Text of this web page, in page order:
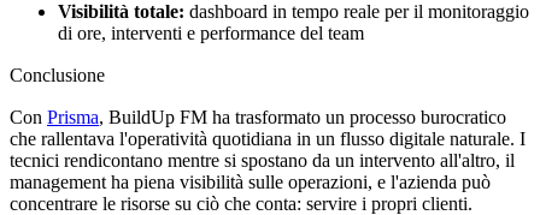
Visibilità totale: dashboard in tempo reale per il monitoraggio
di ore, interventi e performance del team
Conclusione
Con Prisma, BuildUp FM ha trasformato un processo burocratico
che rallentava l'operatività quotidiana in un flusso digitale naturale. I
tecnici rendicontano mentre si spostano da un intervento all'altro, il
management ha piena visibilità sulle operazioni, e l'azienda può
concentrare le risorse su ciò che conta: servire i propri clienti.